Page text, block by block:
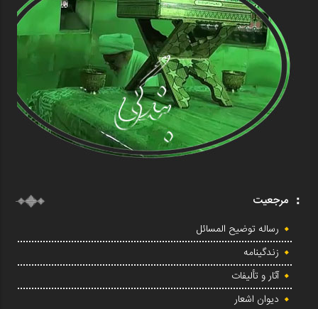
مرجعیت
رساله توضیح المسائل
زندگینامه
آثار و تألیفات
دیوان اشعار